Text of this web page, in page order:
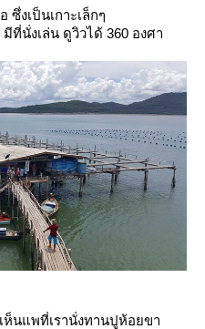
ซึ่งเป็นเกาะเล็กๆ
ที่นั่งเล่น ดูวิวได้ 360 องศา
ห็นแพที่เรานั่งทานปูห้อยขา